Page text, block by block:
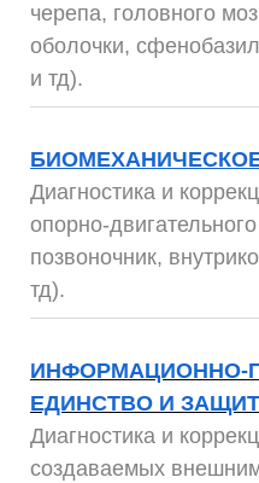
черепа, головного
оболочки,
и тд).
4 дневный семинар
Диагностика и
опорно-
позвоночник,
тд).
4 дневный семинар
ИНФОРМАЦИОННО-
ЕДИНСТВО И
Диагностика и
создаваемых